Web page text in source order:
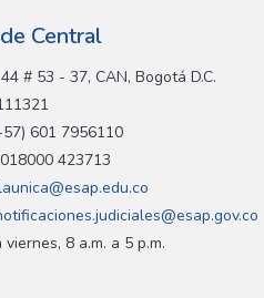
Central
# 53 - 37, CAN, Bogotá D.C.
601 7956110
018000 423713
viernes, 8 a.m. a 5 p.m.